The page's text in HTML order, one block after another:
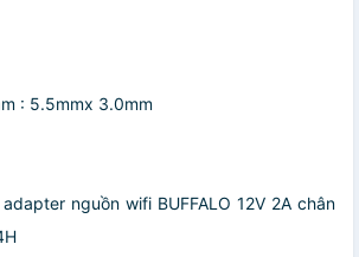
: 5.5mmx 3.0mm
nguồn wifi BUFFALO 12V 2A chân